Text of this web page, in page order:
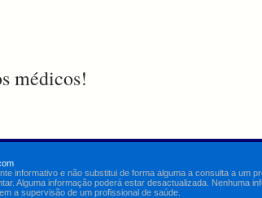
médicos!
informativo e não substitui de forma alguma a consulta a
Alguma informação poderá estar desactualizada. Nenhuma
a supervisão de um profissional de saúde.